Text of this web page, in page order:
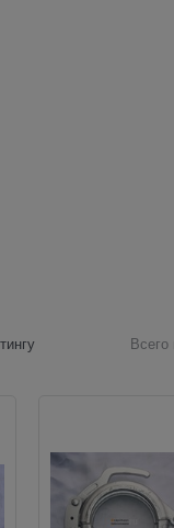
Всего